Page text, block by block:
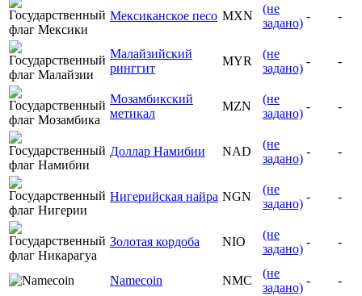
Мексиканское песо MXN
(не
задано)
- -
Малайзийский
ринггит
MYR
(не
задано)
- -
Мозамбикский
метикал
MZN
(не
задано)
- -
Доллар Намибии NAD
(не
задано)
- -
Нигерийская найра NGN
(не
задано)
- -
Золотая кордоба NIO
(не
задано)
- -
Namecoin NMC
(не
задано)
- -